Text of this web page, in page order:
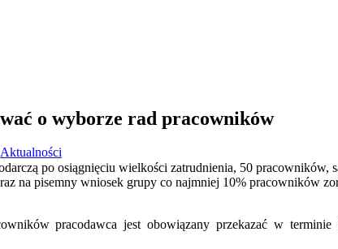
o wyborze rad pracowników
Aktualności
po osiągnięciu wielkości zatrudnienia, 50 pracowników,
na pisemny wniosek grupy co najmniej 10% pracowników
pracodawca jest obowiązany przekazać w